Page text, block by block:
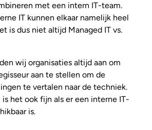
met een intern IT-team.
IT kunnen elkaar namelijk heel
is dus niet altijd Managed IT vs.
wij organisaties altijd aan om
aan te stellen om de
te vertalen naar de techniek.
het ook fijn als er een interne IT-
is.